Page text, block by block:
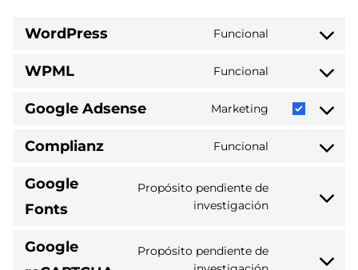
WordPress Funcional
Consent
WPML Funcional
Consent
service
Google Adsense Marketing
Consent
Complianz Funcional
Consent
complianz
Google
Fonts
Propósito pendiente de
investigación
Consent
google-
Google
Propósito pendiente de
Consent